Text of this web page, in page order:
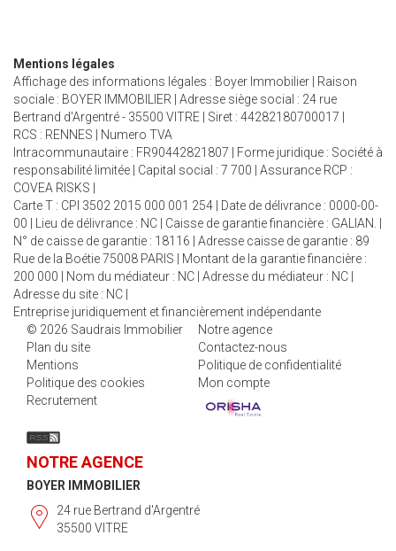
Mentions légales
Affichage des informations légales : Boyer Immobilier | Raison
sociale : BOYER IMMOBILIER | Adresse siège social : 24 rue
Bertrand d'Argentré - 35500 VITRE | Siret : 44282180700017 |
RCS : RENNES | Numero TVA
Intracommunautaire : FR90442821807 | Forme juridique : Société à
responsabilité limitée | Capital social : 7 700 | Assurance RCP :
COVEA RISKS |
Carte T : CPI 3502 2015 000 001 254 | Date de délivrance : 0000-00-
00 | Lieu de délivrance : NC | Caisse de garantie financière : GALIAN. |
N° de caisse de garantie : 18116 | Adresse caisse de garantie : 89
Rue de la Boétie 75008 PARIS | Montant de la garantie financière :
200 000 | Nom du médiateur : NC | Adresse du médiateur : NC |
Adresse du site : NC |
Entreprise juridiquement et financièrement indépendante
© 2026 Saudrais Immobilier
Notre agence
Plan du site
Contactez-nous
Mentions
Politique de confidentialité
Politique des cookies
Mon compte
Recrutement
NOTRE AGENCE
BOYER IMMOBILIER
24 rue Bertrand d'Argentré
35500 VITRE